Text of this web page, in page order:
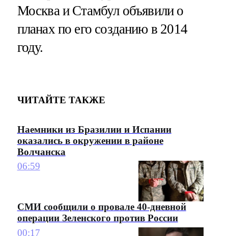
Москва и Стамбул объявили о
планах по его созданию в 2014
году.
ЧИТАЙТЕ ТАКЖЕ
Наемники из Бразилии и Испании
оказались в окружении в районе
Волчанска
06:59
СМИ сообщили о провале 40-дневной
операции Зеленского против России
00:17